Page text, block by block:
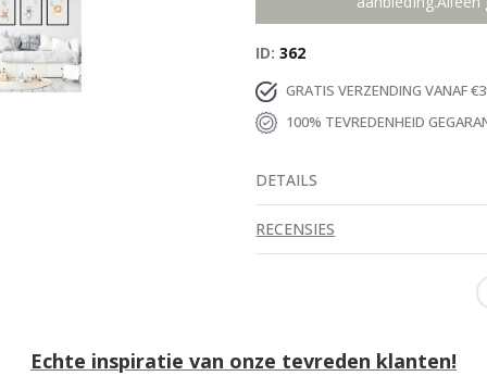
ID 362
GRATIS VERZENDING VANAF
100% TEVREDENHEID
DETAILS
RECENSIES
Echte inspiratie van onze tevreden klanten!